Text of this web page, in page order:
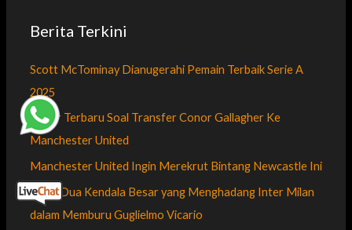
Berita Terkini
Scott McTominay Dianugerahi Pemain Terbaik Serie A
2025
Kabar Terbaru Soal Transfer Conor Gallagher Ke
Manchester United
Manchester United Ingin Merekrut Bintang Newcastle Ini
Inilah Dua Kendala Besar yang Menghadang Inter Milan
dalam Memburu Guglielmo Vicario